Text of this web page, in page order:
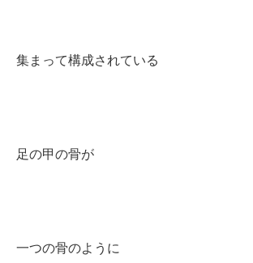
集まって構成されている
足の甲の骨が
一つの骨のように